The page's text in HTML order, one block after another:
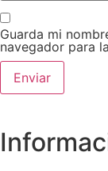
Guarda mi
navegador para